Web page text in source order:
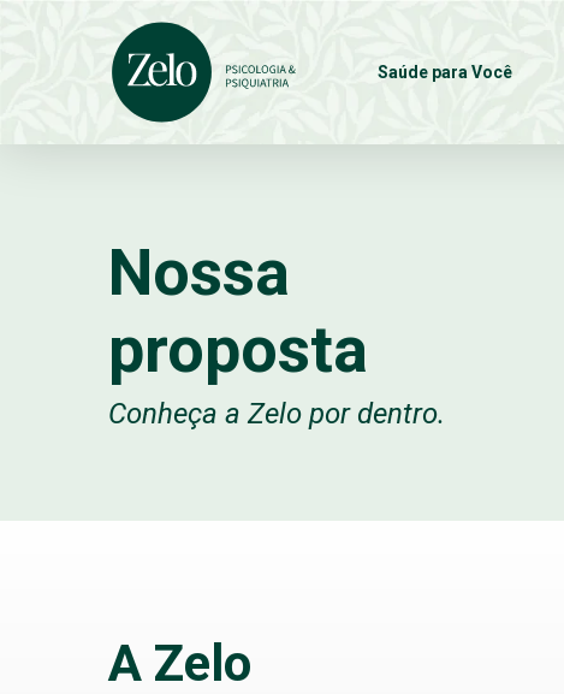
Saúde para Você
Nossa
proposta
Conheça a Zelo por dentro.
A Zelo